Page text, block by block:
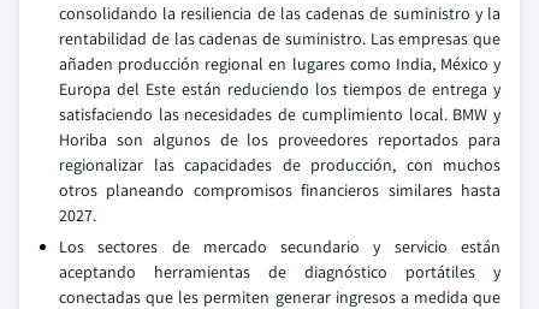
consolidando la resiliencia de las cadenas de suministro y la
rentabilidad de las cadenas de suministro. Las empresas que
añaden producción regional en lugares como India, México y
Europa del Este están reduciendo los tiempos de entrega y
satisfaciendo las necesidades de cumplimiento local. BMW y
Horiba son algunos de los proveedores reportados para
regionalizar las capacidades de producción, con muchos
otros planeando compromisos financieros similares hasta
2027.
Los sectores de mercado secundario y servicio están
aceptando herramientas de diagnóstico portátiles y
conectadas que les permiten generar ingresos a medida que